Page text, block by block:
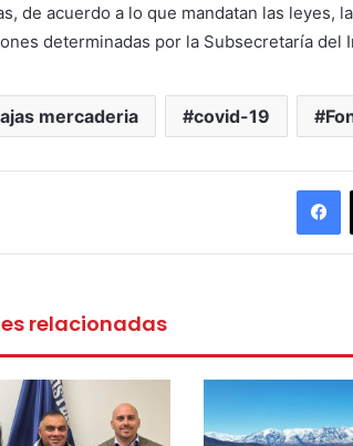
de acuerdo a lo que mandatan las leyes,
determinadas por la Subsecretaría
mercaderia covid-19
relacionadas